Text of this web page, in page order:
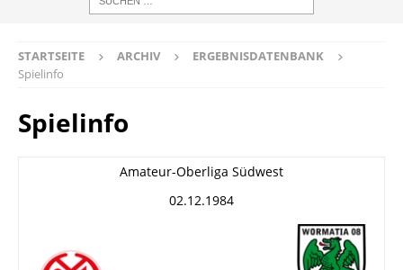
STARTSEITE ARCHIV
ERGEBNISDATENBANK
Spielinfo
Spielinfo
Amateur-Oberliga Südwest
02.12.1984